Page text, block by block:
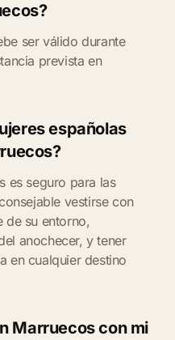
ser válido durante
prevista en
españolas
es seguro para las
vestirse con
de su entorno,
anochecer, y tener
en cualquier destino
Marruecos con mi